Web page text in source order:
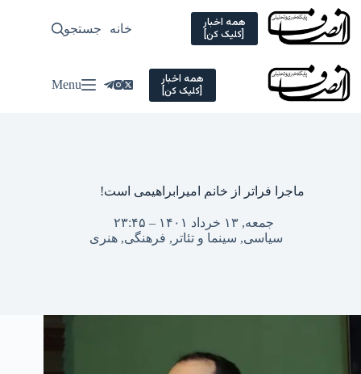
Skip
content
همه اخبار
[کلیک کن] خانه سیاسی
جستجو
همه اخبار
[کلیک کن] Menu
ماجرا فراتر از خانم امیرابراهیمی است!
جمعه, ۱۳ خرداد ۱۴۰۱ – ۲۳:۴۵
سیاسی, سینما و تئاتر , فرهنگی,هنری